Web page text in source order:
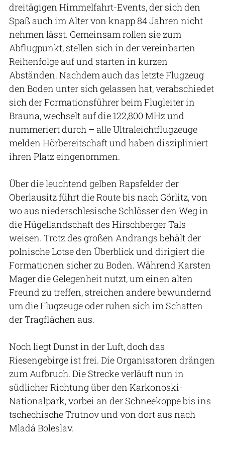
dreitägigen Himmelfahrt-Events, der sich den
Spaß auch im Alter von knapp 84 Jahren nicht
nehmen lässt. Gemeinsam rollen sie zum
Abflugpunkt, stellen sich in der vereinbarten
Reihenfolge auf und starten in kurzen
Abständen. Nachdem auch das letzte Flugzeug
den Boden unter sich gelassen hat, verabschiedet
sich der Formationsführer beim Flugleiter in
Brauna, wechselt auf die 122,800 MHz und
nummeriert durch – alle Ultraleichtflugzeuge
melden Hörbereitschaft und haben diszipliniert
ihren Platz eingenommen.
Über die leuchtend gelben Rapsfelder der
Oberlausitz führt die Route bis nach Görlitz, von
wo aus niederschlesische Schlösser den Weg in
die Hügellandschaft des Hirschberger Tals
weisen. Trotz des großen Andrangs behält der
polnische Lotse den Überblick und dirigiert die
Formationen sicher zu Boden. Während Karsten
Mager die Gelegenheit nutzt, um einen alten
Freund zu treffen, streichen andere bewundernd
um die Flugzeuge oder ruhen sich im Schatten
der Tragflächen aus.
Noch liegt Dunst in der Luft, doch das
Riesengebirge ist frei. Die Organisatoren drängen
zum Aufbruch. Die Strecke verläuft nun in
südlicher Richtung über den Karkonoski-
Nationalpark, vorbei an der Schneekoppe bis ins
tschechische Trutnov und von dort aus nach
Mladá Boleslav.